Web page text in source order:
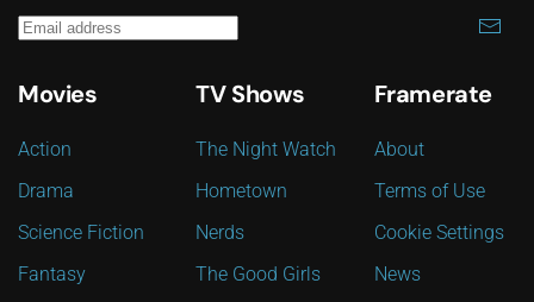
Movies
Action
Drama
Science Fiction
Fantasy
TV Shows
The Night Watch
Hometown
Nerds
The Good Girls
Framerate
About
Terms of Use
Cookie Settings
News